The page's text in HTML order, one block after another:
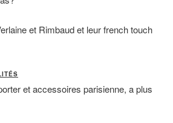
et Rimbaud et leur french touch
et accessoires parisienne, a plus